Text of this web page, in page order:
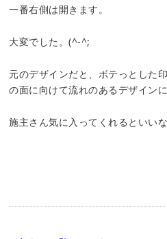
一番右側は開きます。
大変でした。(^-^;
元のデザインだと、ボテっとした
の面に向けて流れのあるデザインに
施主さん気に入ってくれるといい